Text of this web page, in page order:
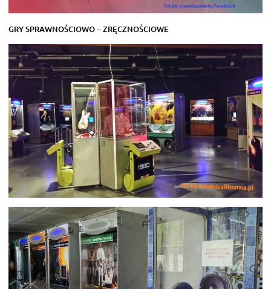
GRY SPRAWNOŚCIOWO – ZRĘCZNOŚCIOWE